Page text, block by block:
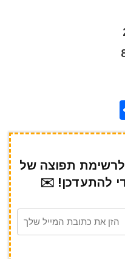
h
e
תפוצה של
להתעדכן! ✉️